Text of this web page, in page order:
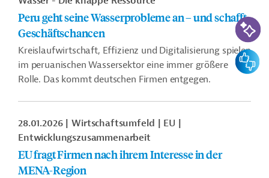
Peru geht seine Wasserprobleme an – und schafft
Geschäftschancen
Kreislaufwirtschaft, Effizienz und Digitalisierung spielen
im peruanischen Wassersektor eine immer größere
Rolle. Das kommt deutschen Firmen entgegen.
28.01.2026 Wirtschaftsumfeld
EU
Entwicklungszusammenarbeit
EU fragt Firmen nach ihrem Interesse in der
MENA-Region
KI-